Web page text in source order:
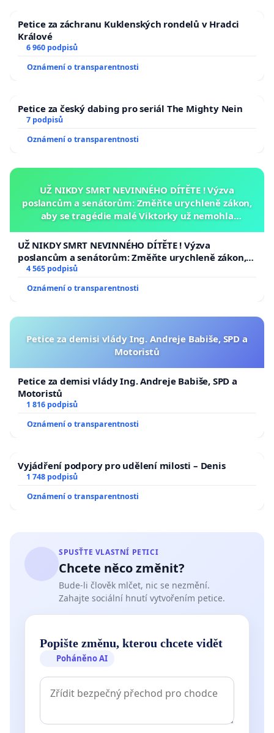
Petice za záchranu Kuklenských rondelů v Hradci
Králové
6 960 podpisů
Oznámení o transparentnosti
Petice za český dabing pro seriál The Mighty Nein
7 podpisů
Oznámení o transparentnosti
UŽ NIKDY SMRT NEVINNÉHO DÍTĚTE ! Výzva
poslancům a senátorům: Změňte urychleně zákon,
aby se tragédie malé Viktorky už nemohla
UŽ NIKDY SMRT NEVINNÉHO DÍTĚTE ! Výzva
poslancům a senátorům: Změňte urychleně zákon,
aby se tragédie malé Viktorky už nemohla opakovat!
4 565 podpisů
Oznámení o transparentnosti
Petice za demisi vlády Ing. Andreje Babiše, SPD a
Motoristů
Petice za demisi vlády Ing. Andreje Babiše, SPD a
Motoristů
1 816 podpisů
Oznámení o transparentnosti
Vyjádření podpory pro udělení milosti – Denis
1 748 podpisů
Oznámení o transparentnosti
SPUSŤTE VLASTNÍ PETICI
Chcete něco změnit?
Bude-li člověk mlčet, nic se nezmění.
Zahajte sociální hnutí vytvořením petice.
Popište změnu, kterou chcete vidět
Poháněno AI